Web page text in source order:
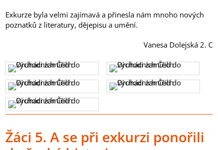
Exkurze byla velmi zajímavá a přinesla nám mnoho nových
poznatků z literatury, dějepisu a umění.
Vanesa Dolejská 2. C
Žáci 5. A se při exkurzi ponořili